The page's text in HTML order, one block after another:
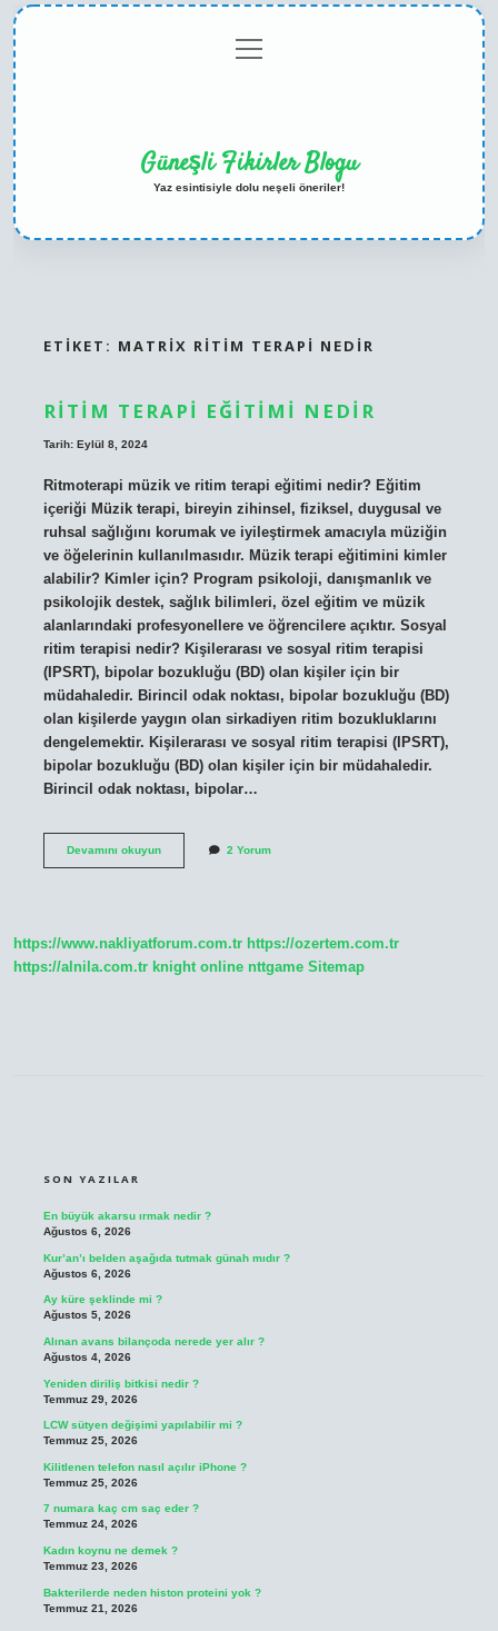
menüyü
aç
Güneşli Fikirler Blogu
Yaz esintisiyle dolu neşeli öneriler!
ETIKET: MATRIX RITIM TERAPI NEDIR
RITIM TERAPI EĞITIMI NEDIR
Tarih: Eylül 8, 2024
Ritmoterapi müzik ve ritim terapi eğitimi nedir? Eğitim
içeriği Müzik terapi, bireyin zihinsel, fiziksel, duygusal ve
ruhsal sağlığını korumak ve iyileştirmek amacıyla müziğin
ve öğelerinin kullanılmasıdır. Müzik terapi eğitimini kimler
alabilir? Kimler için? Program psikoloji, danışmanlık ve
psikolojik destek, sağlık bilimleri, özel eğitim ve müzik
alanlarındaki profesyonellere ve öğrencilere açıktır. Sosyal
ritim terapisi nedir? Kişilerarası ve sosyal ritim terapisi
(IPSRT), bipolar bozukluğu (BD) olan kişiler için bir
müdahaledir. Birincil odak noktası, bipolar bozukluğu (BD)
olan kişilerde yaygın olan sirkadiyen ritim bozukluklarını
dengelemektir. Kişilerarası ve sosyal ritim terapisi (IPSRT),
bipolar bozukluğu (BD) olan kişiler için bir müdahaledir.
Birincil odak noktası, bipolar…
Devamını okuyunRitim
2 Yorum
https://www.nakliyatforum.com.tr https://ozertem.com.tr
https://alnila.com.tr knight online nttgame Sitemap
SON YAZILAR
En büyük akarsu ırmak nedir ?
Ağustos 6, 2026
Kur’an’ı belden aşağıda tutmak günah mıdır ?
Ağustos 6, 2026
Ay küre şeklinde mi ?
Ağustos 5, 2026
Alınan avans bilançoda nerede yer alır ?
Ağustos 4, 2026
Yeniden diriliş bitkisi nedir ?
Temmuz 29, 2026
LCW sütyen değişimi yapılabilir mi ?
Temmuz 25, 2026
Kilitlenen telefon nasıl açılır iPhone ?
Temmuz 25, 2026
7 numara kaç cm saç eder ?
Temmuz 24, 2026
Kadın koynu ne demek ?
Temmuz 23, 2026
Bakterilerde neden histon proteini yok ?
Temmuz 21, 2026